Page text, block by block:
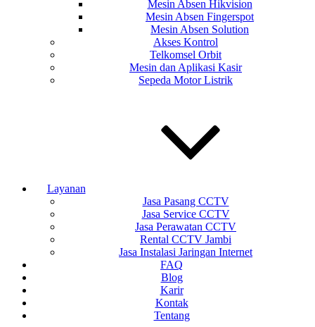
Mesin Absen Hikvision
Mesin Absen Fingerspot
Mesin Absen Solution
Akses Kontrol
Telkomsel Orbit
Mesin dan Aplikasi Kasir
Sepeda Motor Listrik
Layanan
Jasa Pasang CCTV
Jasa Service CCTV
Jasa Perawatan CCTV
Rental CCTV Jambi
Jasa Instalasi Jaringan Internet
FAQ
Blog
Karir
Kontak
Tentang